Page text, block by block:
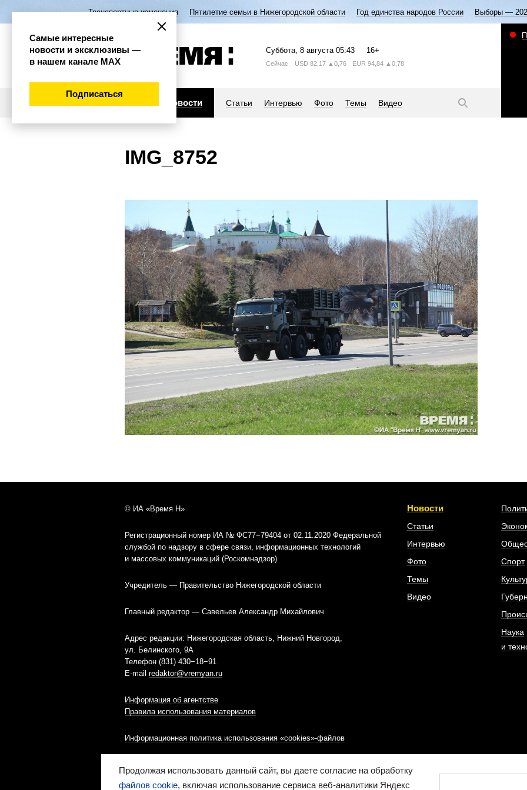
Транспортные изменения Пятилетие семьи в Нижегородской области Год единства народов России Выборы —
Суббота, 8 августа 05:43 16+
Сейчас USD 82,17 ▲0,76 EUR 94,84 ▲0,78
Новости Статьи Интервью Фото Темы Видео
IMG_8752
Новости
Статьи
Интервью
Фото
Темы
Видео
Спорт
Наука
и
© ИА «Время Н»
Регистрационный номер ИА № ФС77−79404 от 02.11.2020 Федеральной
службой по надзору в сфере связи, информационных технологий
и массовых коммуникаций (Роскомнадзор)
Учредитель — Правительство Нижегородской области
Главный редактор — Савельев Александр Михайлович
Адрес редакции: Нижегородская область, Нижний Новгород,
ул. Белинского, 9А
Телефон (831) 430−18−91
E-mail redaktor@vremyan.ru
Информация об агентстве
Правила использования материалов
Информационная политика использования «cookies»-файлов
Самые интересные
новости и эксклюзивы —
в нашем канале МАХ
Подписаться
Продолжая использовать данный сайт, вы даете согласие на обработку
файлов cookie, включая использование сервиса веб-аналитики Яндекс